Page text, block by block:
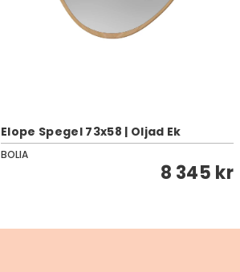
Elope Spegel 73x58 | Oljad Ek
BOLIA
8 345 kr